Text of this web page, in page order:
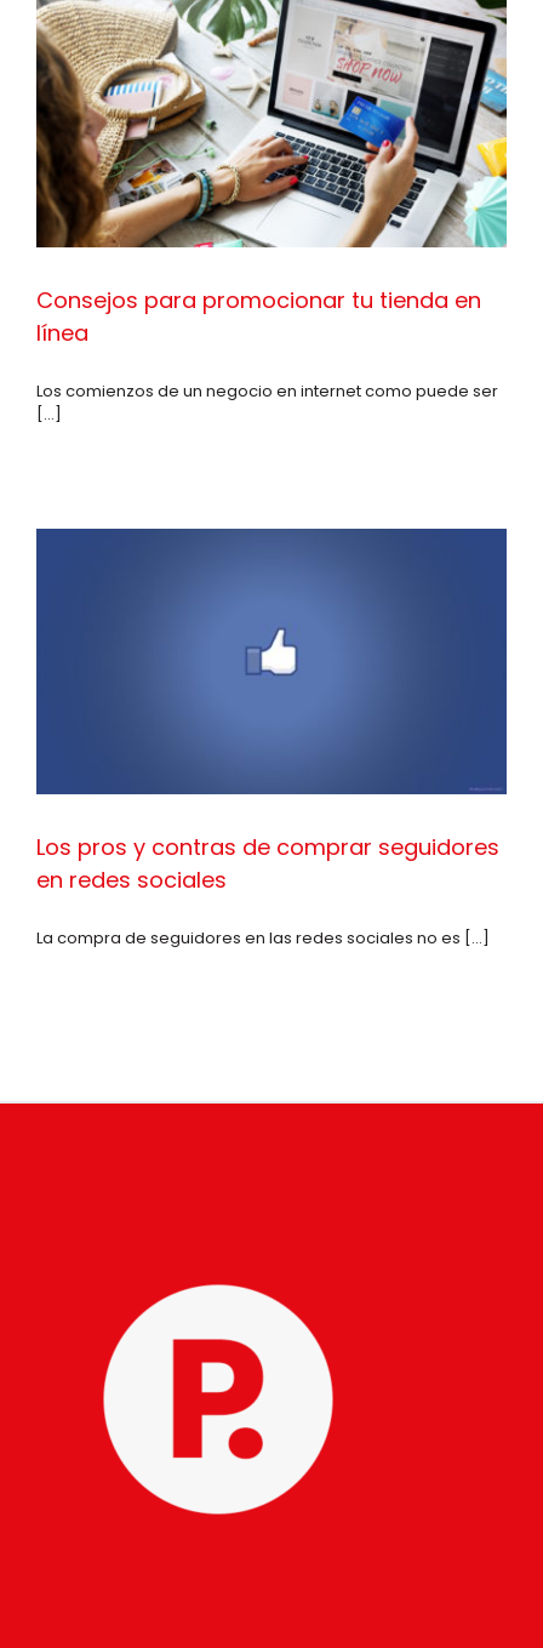
Consejos para promocionar tu tienda en
línea
Los comienzos de un negocio en internet como puede ser
[...]
Los pros y contras de comprar seguidores
en redes sociales
La compra de seguidores en las redes sociales no es [...]